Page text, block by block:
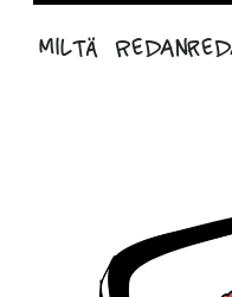
Miltä